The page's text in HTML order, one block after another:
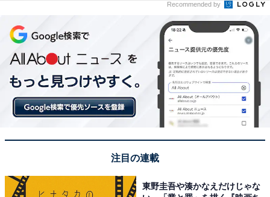
は、グッと込み上げるものがありました。一方、第4話
の予告では目を覚ました遥斗がきょとんとした表情を浮
かべる様子も。目覚めたはいいものの、まさかの記憶喪
失展開なのか気になるところ。
Ｘ（旧Twitter）では、「和樹の遥斗への謝罪と感謝がこ
もったシーンもらい泣き」「和樹は明日香が好きだった
パターンずっと疑ってるけど、そうだったら明日香つら
ントが寄せられています。
Recommended by
注目の連載
東野圭吾や湊かなえだけじゃな